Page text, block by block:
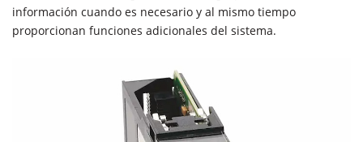
información cuando es necesario y al mismo tiempo
proporcionan funciones adicionales del sistema.